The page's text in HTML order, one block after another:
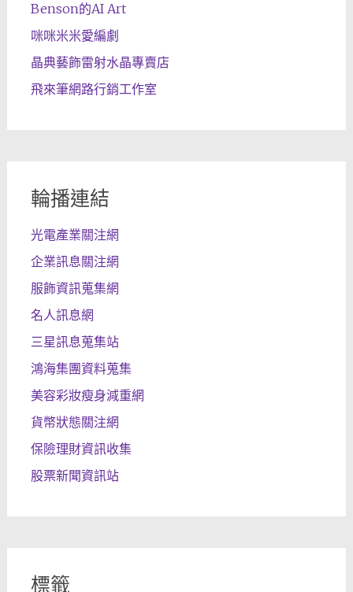
Benson的AI Art
咪咪米米愛編劇
晶典藝飾雷射水晶專賣店
飛來筆網路行銷工作室
輪播連結
光電產業關注網
企業訊息關注網
服飾資訊蒐集網
名人訊息網
三星訊息蒐集站
鴻海集團資料蒐集
美容彩妝瘦身減重網
貨幣狀態關注網
保險理財資訊收集
股票新聞資訊站
標籤